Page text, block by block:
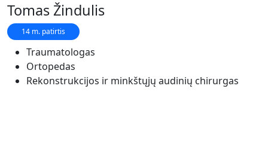
Tomas Žindulis
14 m. patirtis
Traumatologas
Ortopedas
Rekonstrukcijos ir minkštųjų audinių chirurgas